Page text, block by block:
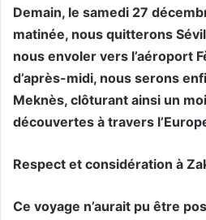
Demain, le samedi 27
matinée, nous quitterons
nous envoler vers l’aéroport
d’après-midi, nous serons
Meknès, clôturant ainsi un
découvertes à travers
Respect et considération à
Ce voyage n’aurait pu être